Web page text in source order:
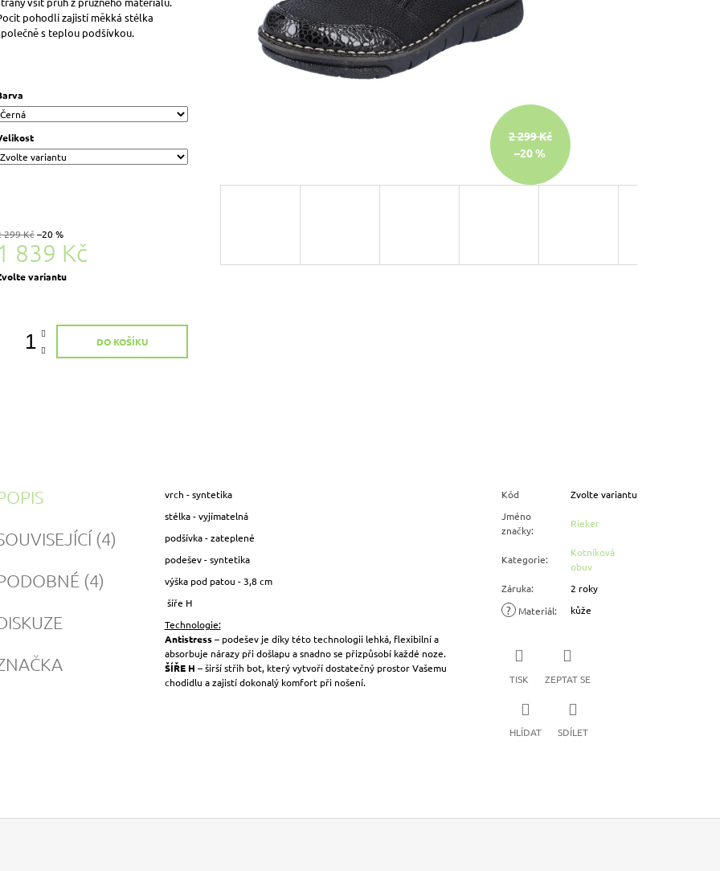
2 299 Kč
–20 %
pohodlí zajistí měkká stélka
s teplou podšívkou.
299 Kč–20 %
839 Kč
variantu
DO KOŠÍKU
(4)
(4)
vrch - syntetika
stélka - vyjímatelná
podšívka - zateplené
podešev - syntetika
výška pod patou - 3,8 cm
šíře H
Technologie:
Antistress– podešev je díky této technologii lehká, flexibilní a
absorbuje nárazy při došlapu a snadno se přizpůsobí každé noze.
ŠÍŘE H – širší střih bot, který vytvoří dostatečný prostor Vašemu
chodidlu a zajistí dokonalý komfort při nošení.
Kód
Zvolte variantu
Jméno
značky:
Rieker
Kategorie:
Kotníková
obuv
Záruka: 2 roky
? Materiál: kůže
TISK ZEPTAT SE
HLÍDAT SDÍLET